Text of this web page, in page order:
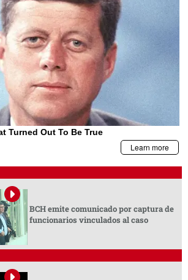
BCH emite comunicado por captura de
funcionarios vinculados al caso